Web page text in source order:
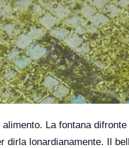
La fontana
dirla lonardianamente. Il